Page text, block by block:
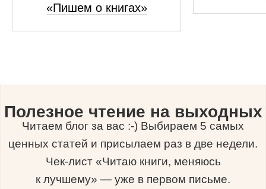
«Пишем о книгах»
Полезное чтение на выходных
Читаем блог за вас :-) Выбираем 5 самых
ценных статей и присылаем раз в две недели.
Чек-лист «Читаю книги, меняюсь
к лучшему» — уже в первом письме.